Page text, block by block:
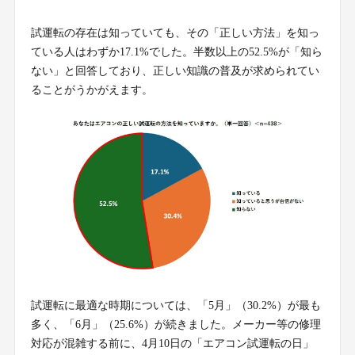
試運転の存在は知っていても、その「正しい方法」を知っ
ている人はわずか17.1%でした。半数以上の52.5%が「知ら
ない」と回答しており、正しい知識の普及が求められてい
ることがうかがえます。
試運転に最適な時期については、「5月」（30.2%）が最も
多く、「6月」（25.6%）が続きました。メーカー等の修理
対応が混雑する前に、4月10日の「エアコン試運転の日」